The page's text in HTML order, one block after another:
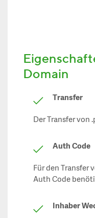
Domain
Transfer
Der Transfer von
Auth Code
Für den Transfer
Auth Code
Inhaber